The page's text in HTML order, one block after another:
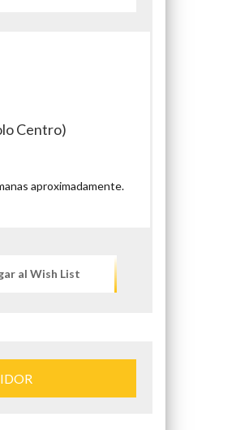
Centro)
aproximadamente.
al Wish List